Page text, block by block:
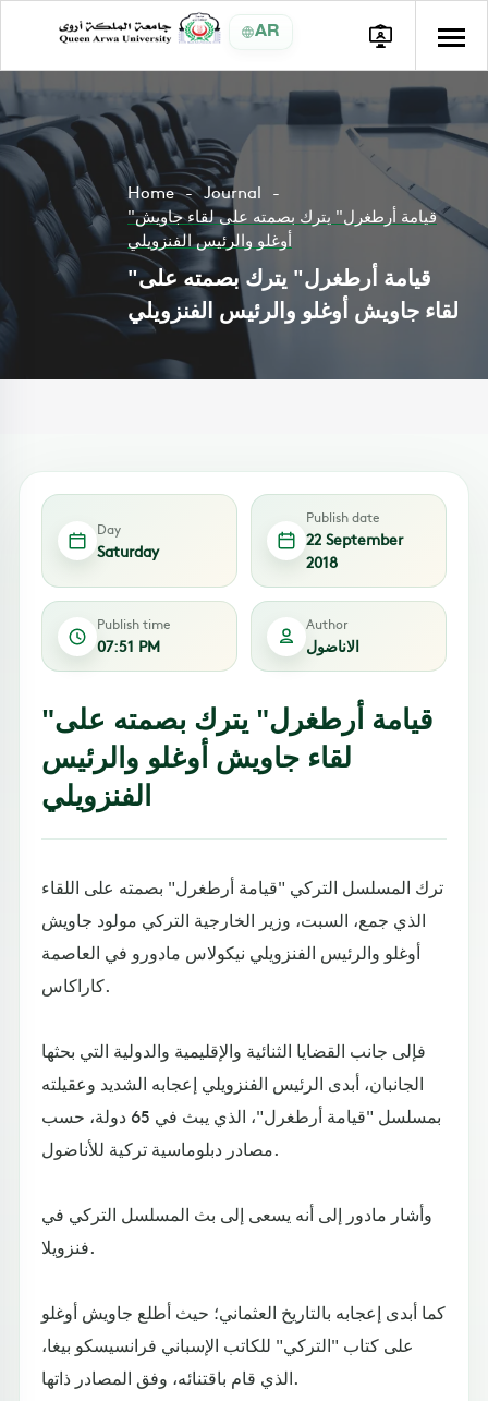
AR
Home
Journal
"قيامة أرطغرل" يترك بصمته على لقاء جاويش
أوغلو والرئيس الفنزويلي
"قيامة أرطغرل" يترك بصمته على
لقاء جاويش أوغلو والرئيس الفنزويلي
Day
Saturday
Publish date
22 September
2018
Publish time
07:51 PM
Author
الاناضول
"قيامة أرطغرل" يترك بصمته على
لقاء جاويش أوغلو والرئيس
الفنزويلي
ترك المسلسل التركي "قيامة أرطغرل" بصمته على اللقاء
الذي جمع، السبت، وزير الخارجية التركي مولود جاويش
أوغلو والرئيس الفنزويلي نيكولاس مادورو في العاصمة
كاراكاس.
فإلى جانب القضايا الثنائية والإقليمية والدولية التي بحثها
الجانبان، أبدى الرئيس الفنزويلي إعجابه الشديد وعقيلته
بمسلسل "قيامة أرطغرل"، الذي يبث في 65 دولة، حسب
مصادر دبلوماسية تركية للأناضول.
وأشار مادور إلى أنه يسعى إلى بث المسلسل التركي في
فنزويلا.
كما أبدى إعجابه بالتاريخ العثماني؛ حيث أطلع جاويش أوغلو
على كتاب "التركي" للكاتب الإسباني فرانسيسكو بيغا،
الذي قام باقتنائه، وفق المصادر ذاتها.